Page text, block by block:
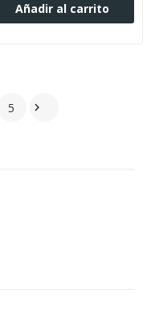
Añadir al carrito
5 